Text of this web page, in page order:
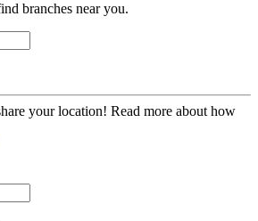
branches near you.
your location! Read more about how